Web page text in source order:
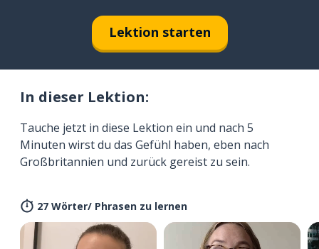
Lektion starten
In dieser Lektion:
Tauche jetzt in diese Lektion ein und nach 5
Minuten wirst du das Gefühl haben, eben nach
Großbritannien und zurück gereist zu sein.
27 Wörter/ Phrasen zu lernen